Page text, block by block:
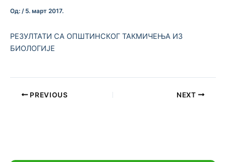
Од: / 5. март 2017.
РЕЗУЛТАТИ СА ОПШТИНСКОГ ТАКМИЧЕЊА ИЗ
БИОЛОГИЈЕ
PREVIOUS NEXT